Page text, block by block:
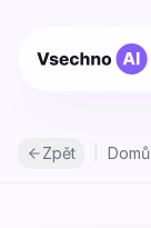
Zpět Domů